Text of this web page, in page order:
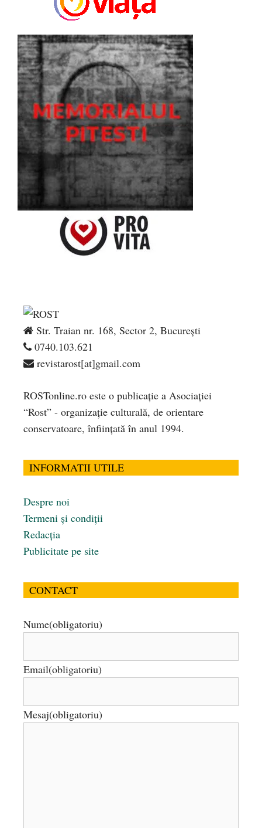
Str. Traian nr. 168, Sector 2, București
0740.103.621
revistarost[at]gmail.com
ROSTonline.ro este o publicaţie a Asociaţiei
“Rost” - organizaţie culturală, de orientare
conservatoare, înfiinţată în anul 1994.
INFORMATII UTILE
Despre noi
Termeni și condiții
Redacția
Publicitate pe site
CONTACT
Nume(obligatoriu)
Email(obligatoriu)
Mesaj(obligatoriu)